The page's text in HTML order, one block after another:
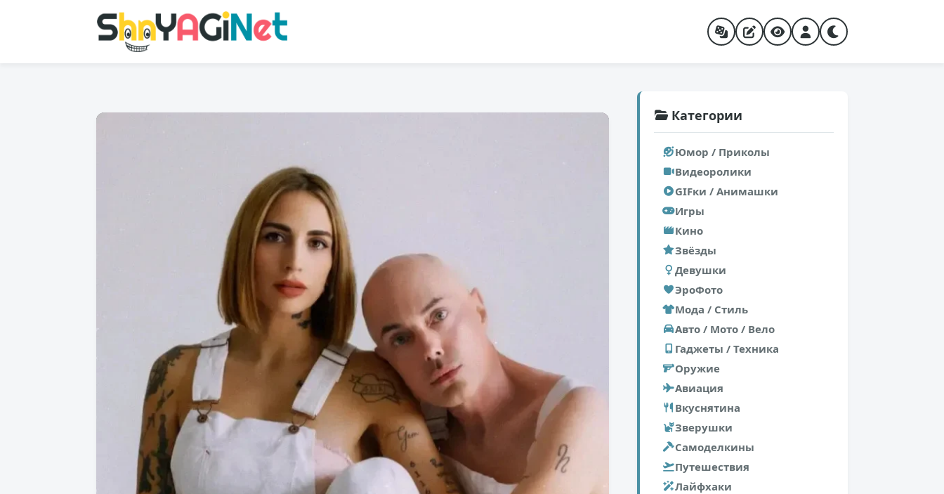
Категории
Юмор / Приколы
Видеоролики
GIFки / Анимашки
Игры
Кино
Звёзды
Девушки
ЭроФото
Мода / Стиль
Авто / Мото / Вело
Гаджеты / Техника
Оружие
Авиация
Вкуснятина
Зверушки
Самоделкины
Путешествия
Лайфхаки